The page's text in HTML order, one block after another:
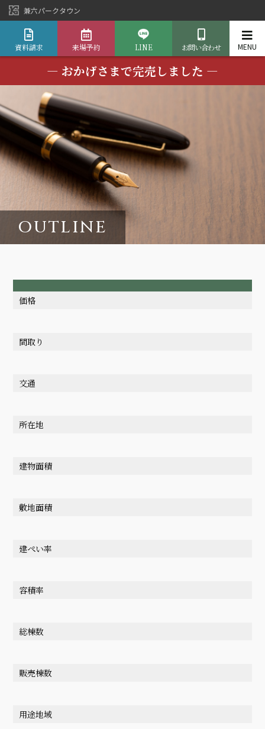
兼六パークタウン
資料請求 来場予約 LINE お問い合わせ
― おかげさまで完売しました ―
OUTLINE
価格
間取り
交通
所在地
建物面積
敷地面積
建ぺい率
容積率
総棟数
販売棟数
用途地域